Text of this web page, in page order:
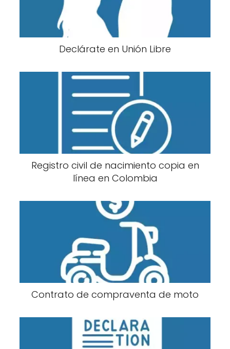
Declárate en Unión Libre
Registro civil de nacimiento copia en
línea en Colombia
Contrato de compraventa de moto